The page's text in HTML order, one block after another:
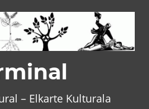
– Elkarte Kulturala